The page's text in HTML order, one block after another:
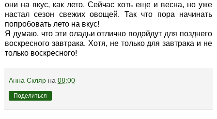
они на вкус, как лето. Сейчас хоть еще и весна, но уже
настал сезон свежих овощей. Так что пора начинать
попробовать лето на вкус!
Я думаю, что эти оладьи отлично подойдут для позднего
воскресного завтрака. Хотя, не только для завтрака и не
только воскресного!
Анна Скляр на 08:00
Поделиться